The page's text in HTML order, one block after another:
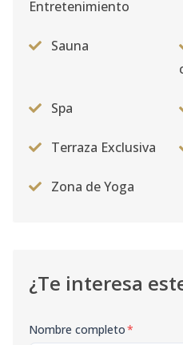
Entretenimiento
Sauna
Spa
Terraza Exclusiva
Zona de Yoga
¿Te interesa
Nombre completo*